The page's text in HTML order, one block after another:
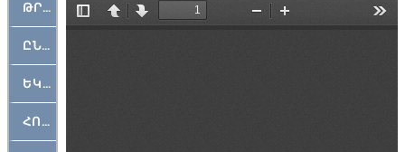
ԹՐՔԱՀԱՅ ԿԵԱՆՔ
ԸՆԿԵՐԱՄՇԱԿՈՒԹԱՅԻՆ
ԵԿԵՂԵՑԱԿԱՆ
ՀՈԳԵՄՏԱՒՈՐ